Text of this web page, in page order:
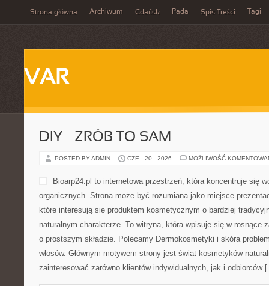
Strona główna Archiwum Gdańsk Pada Spis Treści Tagi
VAR
DIY – ZRÓB TO SAM
POSTED BY ADMIN CZE - 20 - 2026 MOŻLIWOŚĆ
Bioarp24.pl to internetowa przestrzeń, która koncentruje się
organicznych. Strona może być rozumiana jako miejsce
które interesują się produktem kosmetycznym o bardziej
naturalnym charakterze. To witryna, która wpisuje się w rosnące
o prostszym składzie. Polecamy Dermokosmetyki i skóra
włosów. Głównym motywem strony jest świat kosmetyków
zainteresować zarówno klientów indywidualnych, jak i odbiorców